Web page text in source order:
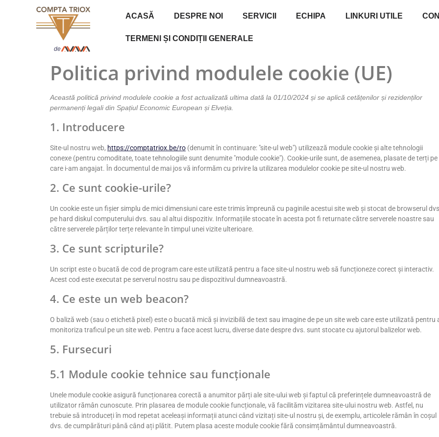
de
ACASĂ DESPRE NOI SERVICII ECHIPA LINKURI UTILE
TERMENI ȘI CONDIȚII GENERALE
Politica privind modulele cookie (UE)
Această politică privind modulele cookie a fost actualizată ultima dată la 01/10/2024 și se aplică cetățenilor și rezidenților
permanenți legali din Spațiul Economic European și Elveția.
1. Introducere
Site-ul nostru web, https://comptatriox.be/ro (denumit în continuare: "site-ul web") utilizează module cookie și alte tehnologii
conexe (pentru comoditate, toate tehnologiile sunt denumite "module cookie"). Cookie-urile sunt, de asemenea, plasate de terți pe
care i-am angajat. În documentul de mai jos vă informăm cu privire la utilizarea modulelor cookie pe site-ul nostru web.
2. Ce sunt cookie-urile?
Un cookie este un fișier simplu de mici dimensiuni care este trimis împreună cu paginile acestui site web și stocat de browserul
pe hard diskul computerului dvs. sau al altui dispozitiv. Informațiile stocate în acesta pot fi returnate către serverele noastre sau
către serverele părților terțe relevante în timpul unei vizite ulterioare.
3. Ce sunt scripturile?
Un script este o bucată de cod de program care este utilizată pentru a face site-ul nostru web să funcționeze corect și interactiv.
Acest cod este executat pe serverul nostru sau pe dispozitivul dumneavoastră.
4. Ce este un web beacon?
O baliză web (sau o etichetă pixel) este o bucată mică și invizibilă de text sau imagine de pe un site web care este utilizată pentru
monitoriza traficul pe un site web. Pentru a face acest lucru, diverse date despre dvs. sunt stocate cu ajutorul balizelor web.
5. Fursecuri
5.1 Module cookie tehnice sau funcționale
Unele module cookie asigură funcționarea corectă a anumitor părți ale site-ului web și faptul că preferințele dumneavoastră de
utilizator rămân cunoscute. Prin plasarea de module cookie funcționale, vă facilităm vizitarea site-ului nostru web. Astfel, nu
trebuie să introduceți în mod repetat aceleași informații atunci când vizitați site-ul nostru și, de exemplu, articolele rămân în coșul
dvs. de cumpărături până când ați plătit. Putem plasa aceste module cookie fără consimțământul dumneavoastră.